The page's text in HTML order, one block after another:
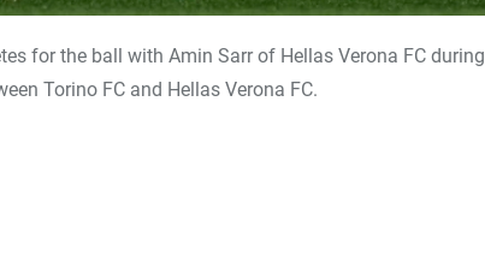
for the ball with Amin Sarr of Hellas Verona FC during
Torino FC and Hellas Verona FC.